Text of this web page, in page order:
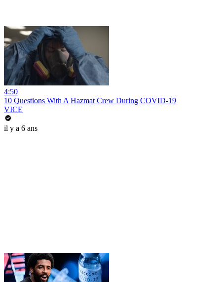
4:50
10 Questions With A Hazmat Crew During COVID-19
VICE
il y a 6 ans